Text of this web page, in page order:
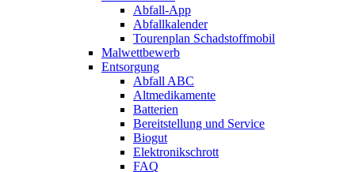
Abfall-App
Abfallkalender
Tourenplan Schadstoffmobil
Malwettbewerb
Entsorgung
Abfall ABC
Altmedikamente
Batterien
Bereitstellung und Service
Biogut
Elektronikschrott
FAQ